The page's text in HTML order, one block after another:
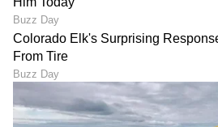
Image Credit :SOCIAL MEDIA